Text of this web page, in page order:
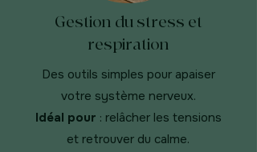
Gestion du stress et
respiration
Des outils simples pour apaiser
votre système nerveux.
Idéal pour : relâcher les tensions
et retrouver du calme.